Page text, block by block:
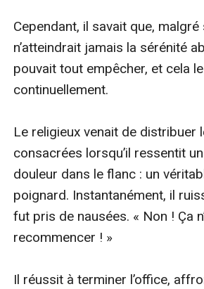
Cependant, il savait que,
n’atteindrait jamais la sérénité
pouvait tout empêcher, et cela
continuellement.
Le religieux venait de distribuer
consacrées lorsqu’il ressentit
douleur dans le flanc : un
poignard. Instantanément, il
fut pris de nausées. « Non ! Ça
recommencer ! »
Il réussit à terminer l’office,